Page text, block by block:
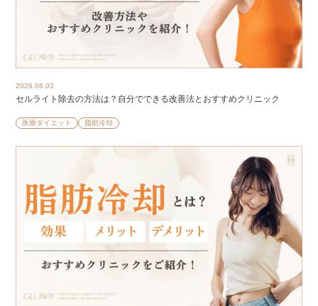
2026.08.03
セルライト除去の方法は？自分でできる改善法とおすすめクリニック
医療ダイエット 脂肪冷却